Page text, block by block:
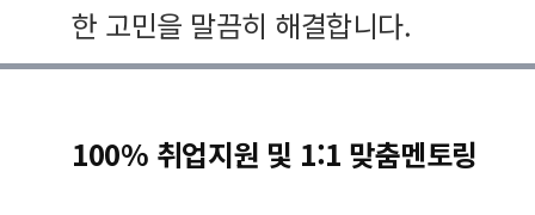
한 고민을 말끔히 해결합니다.
100% 취업지원 및 1:1 맞춤멘토링